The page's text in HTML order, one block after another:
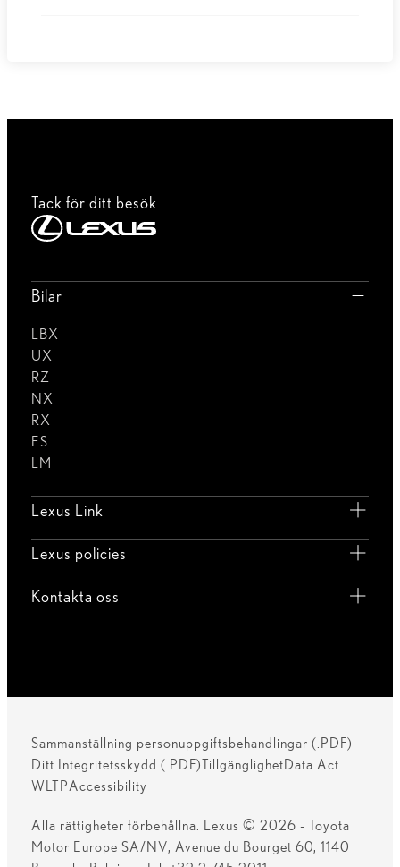
Tack för ditt besök
Bilar
LBX
UX
RZ
NX
RX
ES
LM
Lexus Link
Lexus policies
Kontakta oss
Sammanställning personuppgiftsbehandlingar (.PDF)
Ditt Integritetsskydd (.PDF)TillgänglighetData Act
WLTPAccessibility
Alla rättigheter förbehållna. Lexus © 2026 - Toyota
Motor Europe SA/NV, Avenue du Bourget 60, 1140